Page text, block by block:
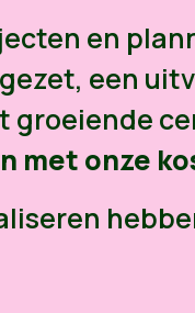
en
een
groeiende
met onze